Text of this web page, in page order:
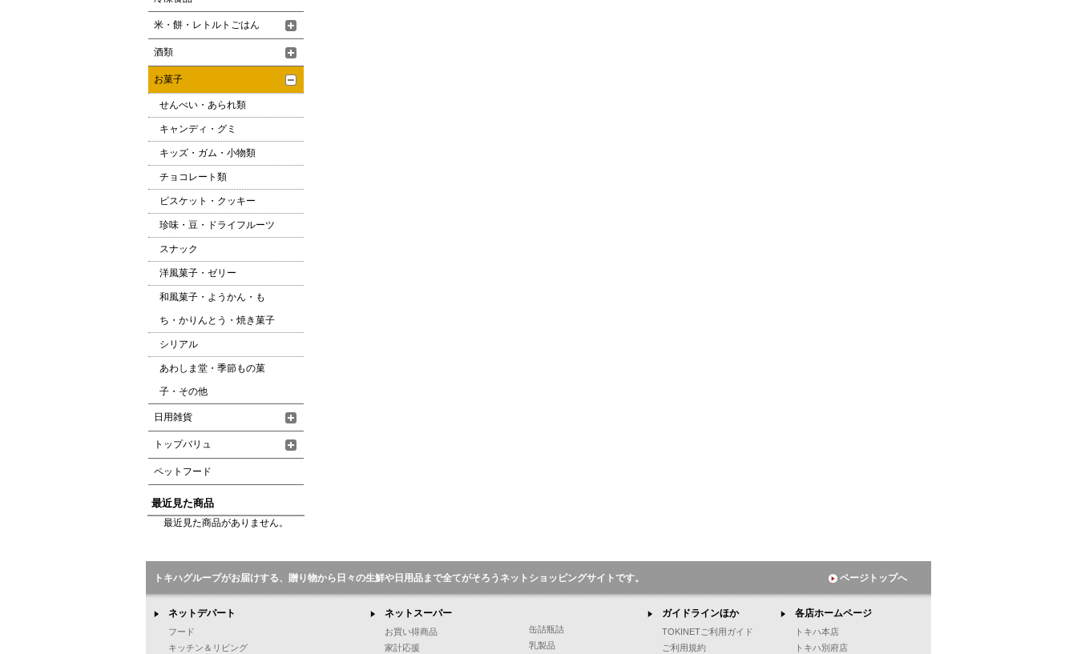
米・餅・レトルトごはん
酒類
お菓子
せんべい・あられ類
キャンディ・グミ
キッズ・ガム・小物類
チョコレート類
ビスケット・クッキー
珍味・豆・ドライフルーツ
スナック
洋風菓子・ゼリー
和風菓子・ようかん・も
ち・かりんとう・焼き菓子
シリアル
あわしま堂・季節もの菓
子・その他
日用雑貨
トップバリュ
ペットフード
最近見た商品
最近見た商品がありません。
トキハグループがお届けする、贈り物から日々の生鮮や日用品まで全てがそろうネットショッピングサイトです。 ページトップへ
ネットデパート
フード
キッチン＆リビング
ネットスーパー
お買い得商品
家計応援
缶詰瓶詰
乳製品
ガイドラインほか
TOKINETご利用ガイド
ご利用規約
各店ホームページ
トキハ本店
トキハ別府店